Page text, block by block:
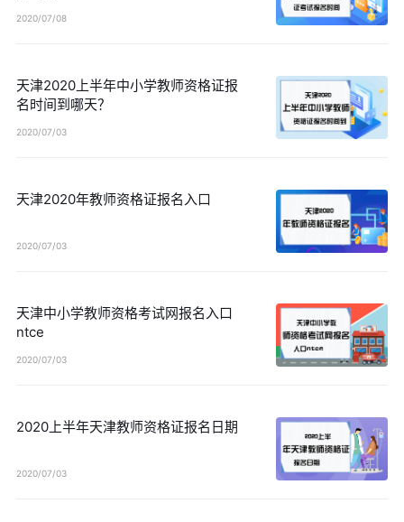
2020/07/08
天津2020上半年中小学教师资格证报
名时间到哪天？
2020/07/03
天津2020年教师资格证报名入口
2020/07/03
天津中小学教师资格考试网报名入口
ntce
2020/07/03
2020上半年天津教师资格证报名日期
2020/07/03